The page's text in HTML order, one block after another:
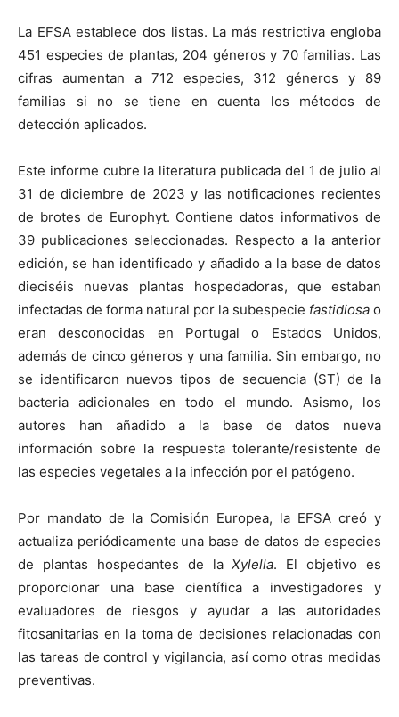
La EFSA establece dos listas. La más restrictiva engloba
451 especies de plantas, 204 géneros y 70 familias. Las
cifras aumentan a 712 especies, 312 géneros y 89
familias si no se tiene en cuenta los métodos de
detección aplicados.
Este informe cubre la literatura publicada del 1 de julio al
31 de diciembre de 2023 y las notificaciones recientes
de brotes de Europhyt. Contiene datos informativos de
39 publicaciones seleccionadas. Respecto a la anterior
edición, se han identificado y añadido a la base de datos
dieciséis nuevas plantas hospedadoras, que estaban
infectadas de forma natural por la subespecie fastidiosa o
eran desconocidas en Portugal o Estados Unidos,
además de cinco géneros y una familia. Sin embargo, no
se identificaron nuevos tipos de secuencia (ST) de la
bacteria adicionales en todo el mundo. Asismo, los
autores han añadido a la base de datos nueva
información sobre la respuesta tolerante/resistente de
las especies vegetales a la infección por el patógeno.
Por mandato de la Comisión Europea, la EFSA creó y
actualiza periódicamente una base de datos de especies
de plantas hospedantes de laXylella. El objetivo es
proporcionar una base científica a investigadores y
evaluadores de riesgos y ayudar a las autoridades
fitosanitarias en la toma de decisiones relacionadas con
las tareas de control y vigilancia, así como otras medidas
preventivas.